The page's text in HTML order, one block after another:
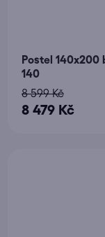
Postel 140x200
140
8 479 Kč
8 599 Kč